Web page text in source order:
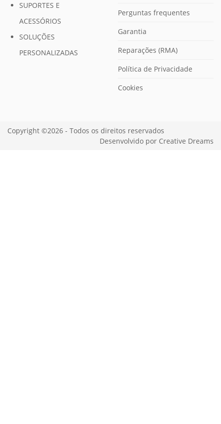
SUPORTES E
ACESSÓRIOS
SOLUÇÕES
PERSONALIZADAS
Perguntas frequentes
Garantia
Reparações (RMA)
Política de Privacidade
Cookies
Copyright ©2026 - Todos os direitos reservados
Desenvolvido por Creative Dreams